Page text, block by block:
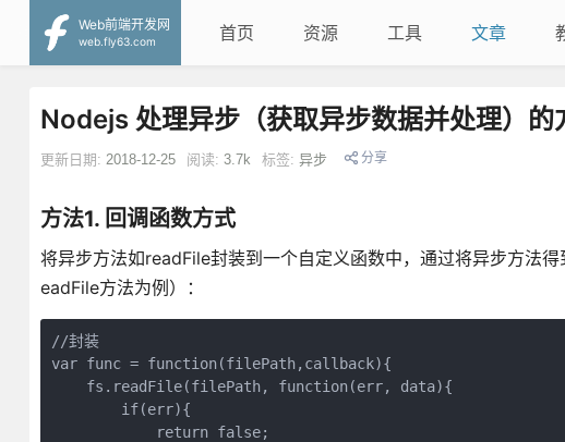
Web前端开发网
web.fly63.com
首页 资源 工具 文章
Nodejs 处理异步（获取异步数据并处理）的
更新日期: 2018-12-25 阅读: 3.7k 标签: 异步 分享
方法1. 回调函数方式
将异步方法如readFile封装到一个自定义函数中，通过将异步方法
eadFile方法为例）：
//封装
var func = function(filePath,callback){
    fs.readFile(filePath, function(err, data){
        if(err){
            return false;